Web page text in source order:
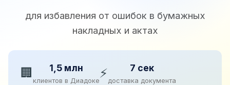
для избавления от ошибок в бумажных
накладных и актах
🏢 1,5 млн
клиентов в Диадоке⚡ 7 сек
доставка документа